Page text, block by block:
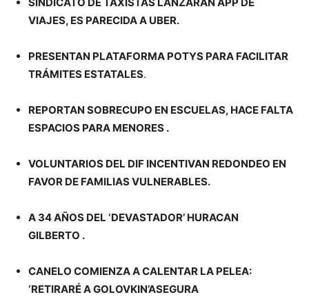
VIAJES, ES PARECIDA A UBER.
PRESENTAN PLATAFORMA POTYS PARA FACILITAR
TRÁMITES ESTATALES.
REPORTAN SOBRECUPO EN ESCUELAS, HACE FALTA
ESPACIOS PARA MENORES .
VOLUNTARIOS DEL DIF INCENTIVAN REDONDEO EN
FAVOR DE FAMILIAS VULNERABLES.
A 34 AÑOS DEL ‘DEVASTADOR’ HURACAN
GILBERTO .
CANELO COMIENZA A CALENTAR LA PELEA:
‘RETIRARÉ A GOLOVKIN’ASEGURA